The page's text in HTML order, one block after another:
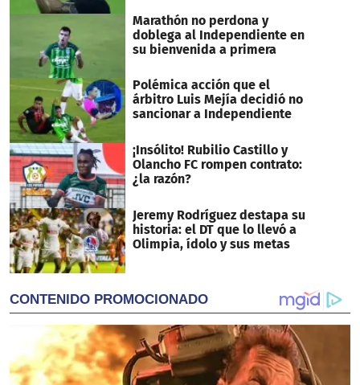
Marathón no perdona y
doblega al Independiente en
su bienvenida a primera
Polémica acción que el
árbitro Luis Mejía decidió no
sancionar a Independiente
¡Insólito! Rubilio Castillo y
Olancho FC rompen contrato:
¿la razón?
Jeremy Rodríguez destapa su
historia: el DT que lo llevó a
Olimpia, ídolo y sus metas